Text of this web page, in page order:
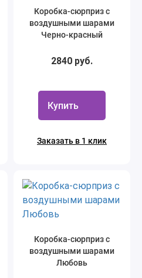
Коробка-сюрприз с
воздушными шарами
Черно-красный
2840 руб.
Купить
Заказать в 1 клик
Коробка-сюрприз с
воздушными шарами
Любовь